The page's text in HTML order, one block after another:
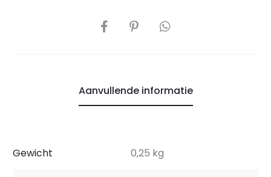
Aanvullende informatie
Gewicht 0,25 kg